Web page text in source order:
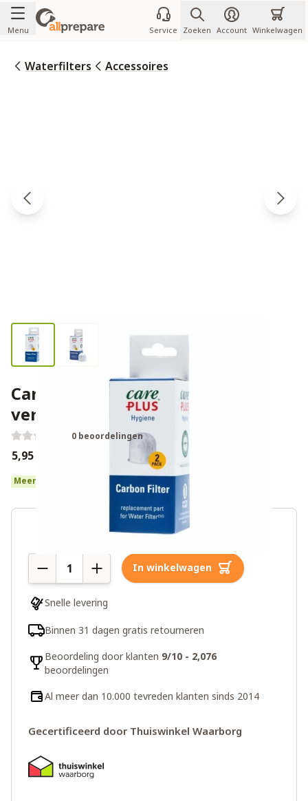
Ga naar de inhoud
Menu Service Zoeken Account Winkelwagen
Waterfilters Accessoires
Care Plus EVO Carbon
vervangingsfilter (2 stuks)
0 beoordelingen
€5,95€7,95
Meer dan 10 op voorraad
In winkelwagen
Snelle levering
Binnen 31 dagen gratis retourneren
Beoordeling door klanten 9/10 - 2,076
beoordelingen
Al meer dan 10.000 tevreden klanten sinds 2014
Gecertificeerd door Thuiswinkel Waarborg